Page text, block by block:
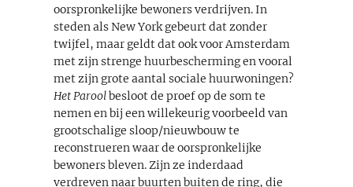
oorspronkelijke bewoners verdrijven. In
steden als New York gebeurt dat zonder
twijfel, maar geldt dat ook voor Amsterdam
met zijn strenge huurbescherming en vooral
met zijn grote aantal sociale huurwoningen?
Het Paroolbesloot de proef op de som te
nemen en bij een willekeurig voorbeeld van
grootschalige sloop/nieuwbouw te
reconstrueren waar de oorspronkelijke
bewoners bleven. Zijn ze inderdaad
verdreven naar buurten buiten de ring, die